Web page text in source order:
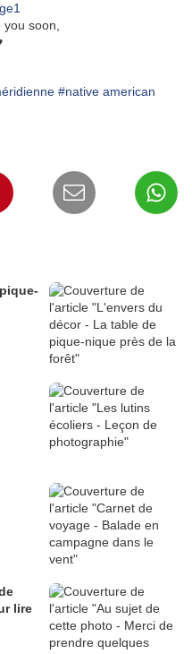
soon,
#native american
lire